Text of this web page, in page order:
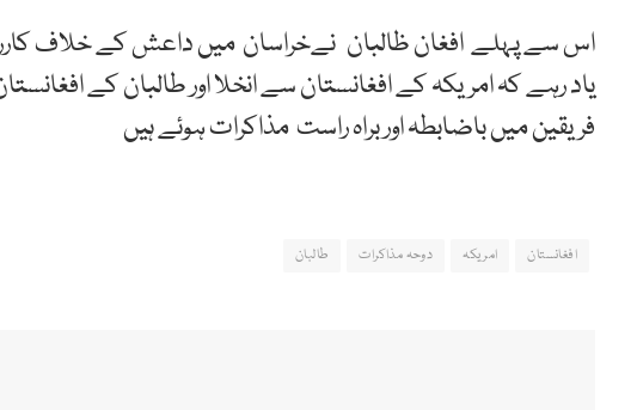
اس سے پہلے افغان ظالبان نےخراسان میں داعش کے خلاف
یاد رہے کہ امریکہ کے افغانستان سے انخلا اور طالبان کے
فریقین میں باضابطہ اور براہ راست مذاکرات ہوئے ہیں
افغانستان امریکہ دوحہ مذاکرات طالبان